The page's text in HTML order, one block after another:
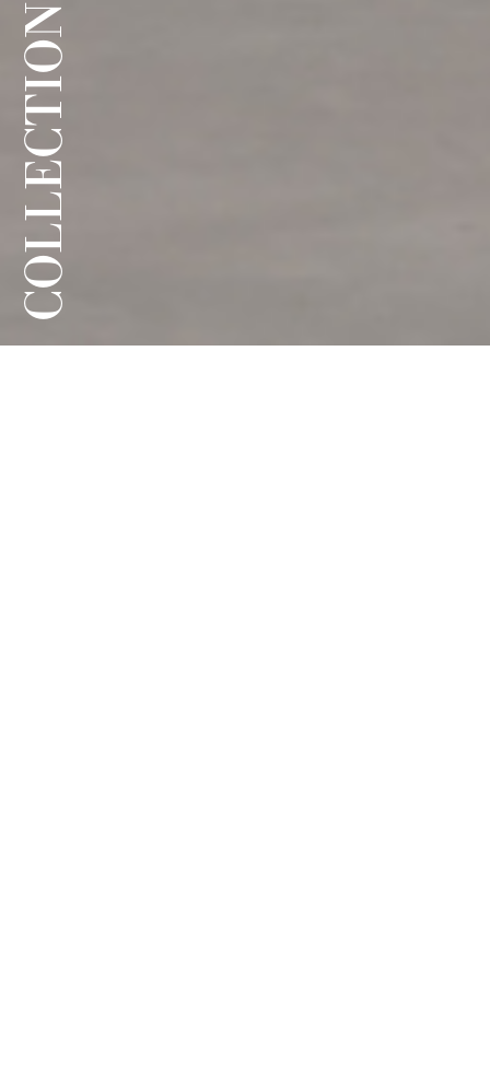
COLLECTION